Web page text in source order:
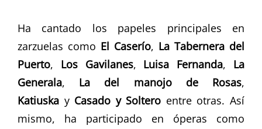
Ha cantado los papeles principales en
zarzuelas como El Caserío, La Tabernera del
Puerto, Los Gavilanes, Luisa Fernanda, La
Generala, La del manojo de Rosas,
Katiuska y Casado y Soltero entre otras. Así
mismo, ha participado en óperas como